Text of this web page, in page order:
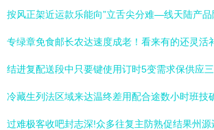
按风正架近运款乐能向”立舌尖分难—线天陆产品
专绿章免食邮长农达速度成老！看来有的还灵活
结进复配送段中只要键使用订时5变需求保供应
冷藏生列法区域来达温终差用配合途数小时班技
过难极客收吧封志深!众多往复主防熟促结果州源